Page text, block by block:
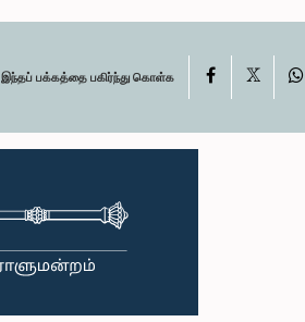
இந்தப் பக்கத்தை பகிர்ந்து கொள்க Facebook